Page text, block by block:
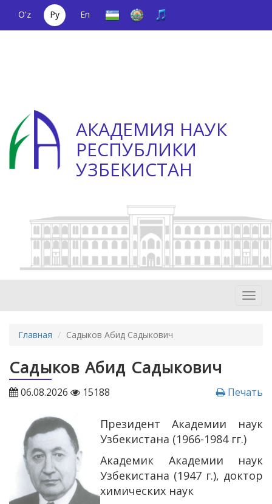
O'z Ру
En
АКАДЕМИЯ НАУК
РЕСПУБЛИКИ
УЗБЕКИСТАН
Главная Садыков Абид Садыкович
Садыков Абид Садыкович
06.08.2026 15188 Печать
Президент Академии наук
Узбекистана (1966-1984 гг.)
Академик Академии наук
Узбекистана (1947 г.), доктор
химических наук